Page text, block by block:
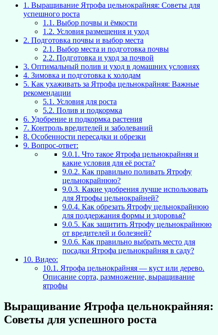
1. Выращивание Ятрофа цельнокрайняя: Советы для
успешного роста
1.1. Выбор почвы и ёмкости
1.2. Условия размещения и уход
2. Подготовка почвы и выбор места
2.1. Выбор места и подготовка почвы
2.2. Подготовка и уход за почвой
3. Оптимальный полив и уход в домашних условиях
4. Зимовка и подготовка к холодам
5. Как ухаживать за Ятрофа цельнокрайняя: Важные
рекомендации
5.1. Условия для роста
5.2. Полив и подкормка
6. Удобрение и подкормка растения
7. Контроль вредителей и заболеваний
8. Особенности пересадки и обрезки
9. Вопрос-ответ:
9.0.1. Что такое Ятрофа цельнокрайняя и
какие условия для её роста?
9.0.2. Как правильно поливать Ятрофу
цельнокрайнюю?
9.0.3. Какие удобрения лучше использовать
для Ятрофы цельнокрайней?
9.0.4. Как обрезать Ятрофу цельнокрайнюю
для поддержания формы и здоровья?
9.0.5. Как защитить Ятрофу цельнокрайнюю
от вредителей и болезней?
9.0.6. Как правильно выбрать место для
посадки Ятрофа цельнокрайняя в саду?
10. Видео:
10.1. Ятрофа цельнокрайняя — куст или дерево.
Описание сорта, размножение, выращивание
ятрофы
Выращивание Ятрофа цельнокрайняя:
Советы для успешного роста